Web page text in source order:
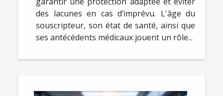
des lacunes en cas d’imprévu. L'âge du
souscripteur, son état de santé, ainsi que
ses antécédents médicaux jouent un rôle...